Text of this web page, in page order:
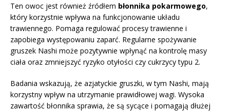
Ten owoc jest również źródłem błonnika pokarmowego,
który korzystnie wpływa na funkcjonowanie układu
trawiennego. Pomaga regulować procesy trawienne i
zapobiega występowaniu zaparć. Regularne spożywanie
gruszek Nashi może pozytywnie wpłynąć na kontrolę masy
ciała oraz zmniejszyć ryzyko otyłości czy cukrzycy typu 2.
Badania wskazują, że azjatyckie gruszki, w tym Nashi, mają
korzystny wpływ na utrzymanie prawidłowej wagi. Wysoka
zawartość błonnika sprawia, że są sycące i pomagają dłużej